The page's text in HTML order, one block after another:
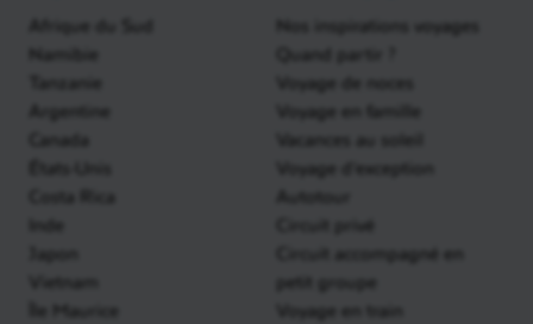
Afrique du Sud
Namibie
Tanzanie
Argentine
Canada
États-Unis
Costa Rica
Inde
Japon
Vietnam
Île Maurice
Nos inspirations voyages
Quand partir ?
Voyage de noces
Voyage en famille
Vacances au soleil
Voyage d'exception
Autotour
Circuit privé
Circuit accompagné en
petit groupe
Voyage en train